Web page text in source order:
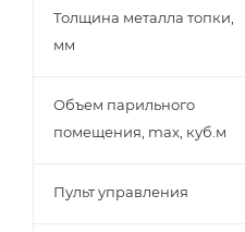
Толщина металла топки,
мм
Объем парильного
помещения, max, куб.м
Пульт управления